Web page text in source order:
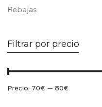
Rebajas
Filtrar por precio
Precio: 70€ — 80€